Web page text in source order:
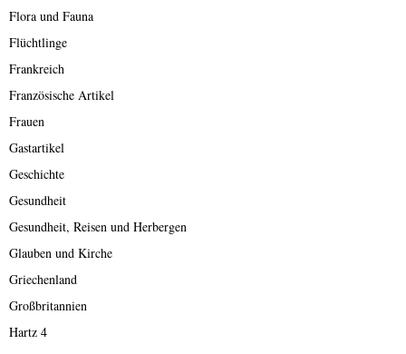
Flora und Fauna
Flüchtlinge
Frankreich
Französische Artikel
Frauen
Gastartikel
Geschichte
Gesundheit
Gesundheit, Reisen und Herbergen
Glauben und Kirche
Griechenland
Großbritannien
Hartz 4